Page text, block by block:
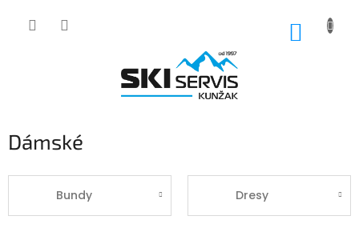
Dámské
Bundy Dresy